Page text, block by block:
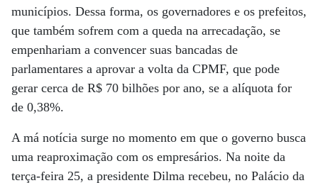
municípios. Dessa forma, os governadores e os prefeitos,
que também sofrem com a queda na arrecadação, se
empenhariam a convencer suas bancadas de
parlamentares a aprovar a volta da CPMF, que pode
gerar cerca de R$ 70 bilhões por ano, se a alíquota for
de 0,38%.
A má notícia surge no momento em que o governo busca
uma reaproximação com os empresários. Na noite da
terça-feira 25, a presidente Dilma recebeu, no Palácio da